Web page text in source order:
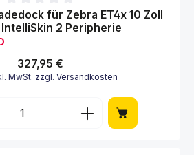
von 0 von 5 Sternen
für Zebra ET4x 10 Zoll
2 Peripherie
Regulärer Preis:
327,95 €
MwSt. zzgl. Versandkosten
Gib den gewünschten